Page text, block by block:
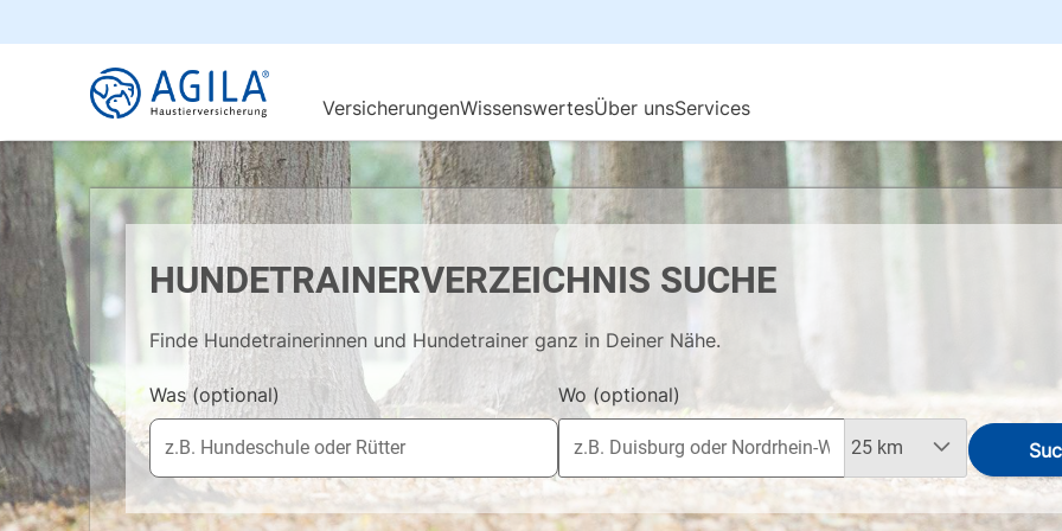
HUNDETRAINERVERZEICHNIS SUCHE
Finde Hundetrainerinnen und Hundetrainer ganz in Deiner Nähe.
Was(optional) Wo (optional)